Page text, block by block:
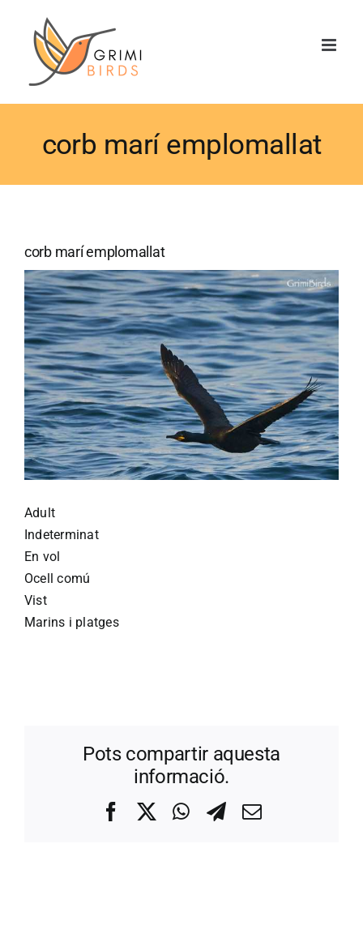
contenido
corb marí emplomallat
corb marí emplomallat
Adult
Indeterminat
En vol
Ocell comú
Vist
Marins i platges
Pots compartir aquesta
informació.
FacebookWhatsApp
Telegram
Correo